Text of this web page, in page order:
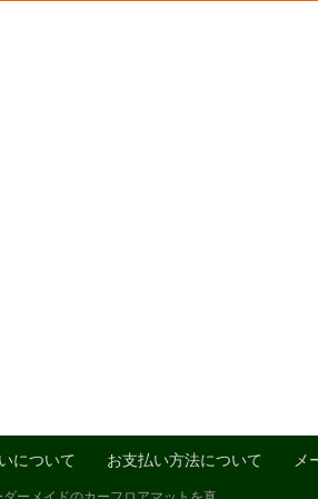
について お支払い方法について メ